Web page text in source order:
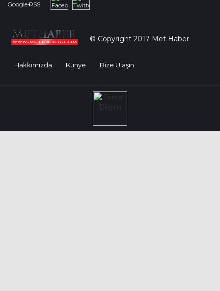
ÜÇÜNCÜ DÜNYA SAVAŞI
10 Ağustos 2022
© Copyright 2017 Met Haber
Hakkımızda Künye Bize Ulaşın